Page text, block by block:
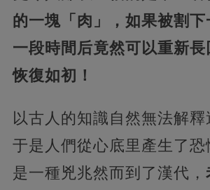
的一塊「肉」，如果被割下
一段時間后竟然可以重新
恢復如初！
以古人的知識自然無法解釋
于是人們從心底里產生了恐
是一種兇兆然而到了漢代，